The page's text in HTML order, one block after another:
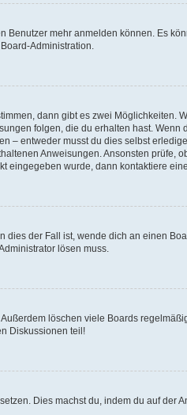
mehr anmelden können. Es
Administration.
dann gibt es zwei Möglichkeiten.
folgen, die du erhalten hast. Wenn
entweder musst du dies selbst
Anweisungen. Ansonsten prüfe,
eingegeben wurde, dann kontaktiere
der Fall ist, wende dich an einen
lösen muss.
löschen viele Boards
Diskussionen teil!
Dies machst du, indem du auf der